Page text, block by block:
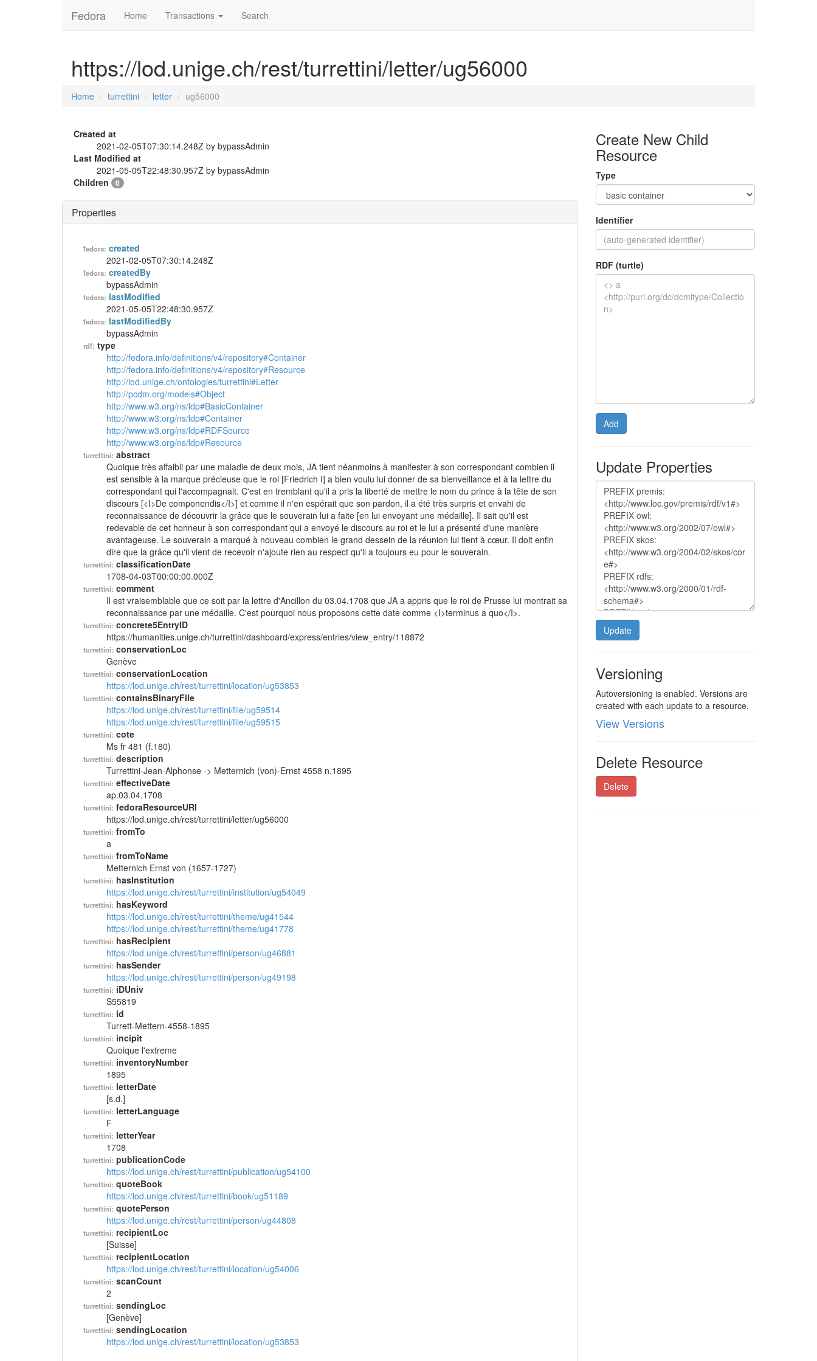
Fedora Home Transactions Search
https://lod.unige.ch/rest/turrettini/letter/ug56000
Home turrettini letter ug56000
Create New Child
Resource
Type
Identifier
RDF (turtle)
Add
Update Properties
Update
Versioning
Autoversioning is enabled. Versions are
created with each update to a resource.
View Versions
Delete Resource
Delete
Created at
2021-02-05T07:30:14.248Z by bypassAdmin
Last Modified at
2021-05-05T22:48:30.957Z by bypassAdmin
Children
0
Properties
fedora: created
2021-02-05T07:30:14.248Z
fedora: createdBy
bypassAdmin
fedora: lastModified
2021-05-05T22:48:30.957Z
fedora: lastModifiedBy
bypassAdmin
rdf: type
http://fedora.info/definitions/v4/repository#Container
http://fedora.info/definitions/v4/repository#Resource
http://lod.unige.ch/ontologies/turrettini#Letter
http://pcdm.org/models#Object
http://www.w3.org/ns/ldp#BasicContainer
http://www.w3.org/ns/ldp#Container
http://www.w3.org/ns/ldp#RDFSource
http://www.w3.org/ns/ldp#Resource
turrettini: abstract
Quoique très affaibli par une maladie de deux mois, JA tient néanmoins à manifester à son correspondant combien il
est sensible à la marque précieuse que le roi [Friedrich I] a bien voulu lui donner de sa bienveillance et à la lettre du
correspondant qui l'accompagnait. C'est en tremblant qu'il a pris la liberté de mettre le nom du prince à la tête de son
discours [<I>De componendis</I>] et comme il n'en espérait que son pardon, il a été très surpris et envahi de
reconnaissance de découvrir la grâce que le souverain lui a faite [en lui envoyant une médaille]. Il sait qu'il est
redevable de cet honneur à son correspondant qui a envoyé le discours au roi et le lui a présenté d'une manière
avantageuse. Le souverain a marqué à nouveau combien le grand dessein de la réunion lui tient à cœur. Il doit enfin
dire que la grâce qu'il vient de recevoir n'ajoute rien au respect qu'il a toujours eu pour le souverain.
turrettini: classificationDate
1708-04-03T00:00:00.000Z
turrettini: comment
Il est vraisemblable que ce soit par la lettre d'Ancillon du 03.04.1708 que JA a appris que le roi de Prusse lui montrait sa
reconnaissance par une médaille. C'est pourquoi nous proposons cette date comme <I>terminus a quo</I>.
turrettini: concrete5EntryID
https://humanities.unige.ch/turrettini/dashboard/express/entries/view_entry/118872
turrettini: conservationLoc
Genève
turrettini: conservationLocation
https://lod.unige.ch/rest/turrettini/location/ug53853
turrettini: containsBinaryFile
https://lod.unige.ch/rest/turrettini/file/ug59514
https://lod.unige.ch/rest/turrettini/file/ug59515
turrettini: cote
Ms fr 481 (f.180)
turrettini: description
Turrettini-Jean-Alphonse -> Metternich (von)-Ernst 4558 n.1895
turrettini: effectiveDate
ap.03.04.1708
turrettini: fedoraResourceURI
https://lod.unige.ch/rest/turrettini/letter/ug56000
turrettini: fromTo
a
turrettini: fromToName
Metternich Ernst von (1657-1727)
turrettini: hasInstitution
https://lod.unige.ch/rest/turrettini/institution/ug54049
turrettini: hasKeyword
https://lod.unige.ch/rest/turrettini/theme/ug41544
https://lod.unige.ch/rest/turrettini/theme/ug41778
turrettini: hasRecipient
https://lod.unige.ch/rest/turrettini/person/ug46881
turrettini: hasSender
https://lod.unige.ch/rest/turrettini/person/ug49198
turrettini: iDUniv
S55819
turrettini: id
Turrett-Mettern-4558-1895
turrettini: incipit
Quoique l'extreme
turrettini: inventoryNumber
1895
turrettini: letterDate
[s.d.]
turrettini: letterLanguage
F
turrettini: letterYear
1708
turrettini: publicationCode
https://lod.unige.ch/rest/turrettini/publication/ug54100
turrettini: quoteBook
https://lod.unige.ch/rest/turrettini/book/ug51189
turrettini: quotePerson
https://lod.unige.ch/rest/turrettini/person/ug44808
turrettini: recipientLoc
[Suisse]
turrettini: recipientLocation
https://lod.unige.ch/rest/turrettini/location/ug54006
turrettini: scanCount
2
turrettini: sendingLoc
[Genève]
turrettini: sendingLocation
https://lod.unige.ch/rest/turrettini/location/ug53853